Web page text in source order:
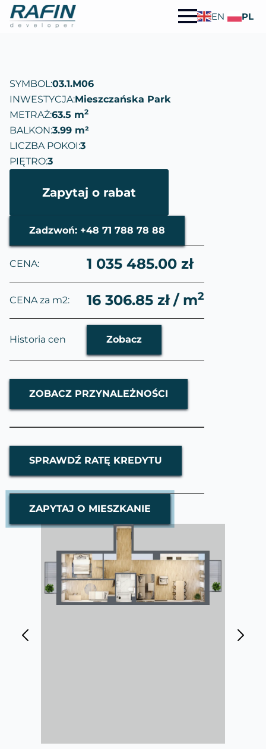
EN PL
SYMBOL:03.1.M06
INWESTYCJA:Mieszczańska Park
METRAŻ:63.5 m2
BALKON:3.99 m²
LICZBA POKOI:3
PIĘTRO:3
Zapytaj o rabat
Zadzwoń: +48 71 788 78 88
CENA: 1 035 485.00 zł
CENA za m2: 16 306.85 zł / m2
Historia cen Zobacz
ZOBACZ PRZYNALEŻNOŚCI
SPRAWDŹ RATĘ KREDYTU
ZAPYTAJ O MIESZKANIE